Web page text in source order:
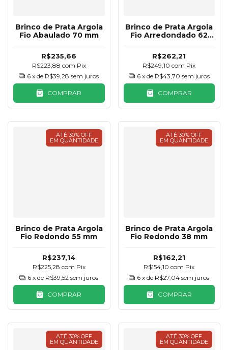
Brinco de Prata Argola
Fio Abaulado 70 mm
R$235,66
R$223,88 com Pix
6 x de R$39,28 sem juros
COMPRAR
Brinco de Prata Argola
Fio Arredondado 62
R$262,21
R$249,10com Pix
6 x de R$43,70 sem juros
COMPRAR
ATÉ 30% OFF
EM QUANTIDADE
Brinco de Prata Argola
Fio Redondo 55 mm
R$237,14
R$225,28 com Pix
6 x de R$39,52 sem juros
COMPRAR
ATÉ 30% OFF
EM QUANTIDADE
Brinco de Prata Argola
Fio Redondo 38 mm
R$162,21
R$154,10com Pix
6 x de R$27,04 sem juros
COMPRAR
ATÉ 30% OFF
EM QUANTIDADE
ATÉ 30% OFF
EM QUANTIDADE